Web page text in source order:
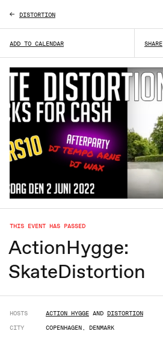
ADD TO CALENDAR SHARE
THIS EVENT HAS PASSED
ActionHygge:
SkateDistortion
HOSTS ACTION HYGGE AND DISTORTION
CITY
COPENHAGEN, DENMARK
DISTORTION